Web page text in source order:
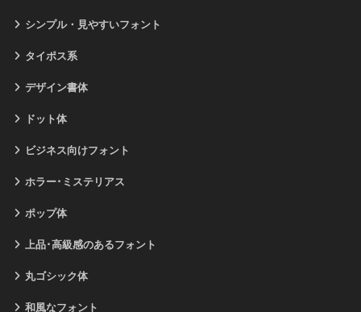
シンプル・見やすいフォント
タイポス系
デザイン書体
ドット体
ビジネス向けフォント
ホラー･ミステリアス
ポップ体
上品･高級感のあるフォント
丸ゴシック体
和風なフォント